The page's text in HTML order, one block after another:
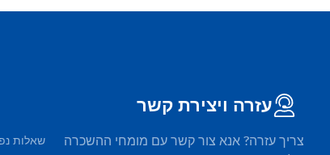
עזרה ויצירת קשר
צריך עזרה? אנא צור קשר עם מומחי ההשכרה
שאלות